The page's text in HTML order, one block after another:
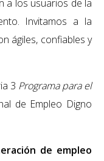
a los usuarios de la
Invitamos a la
ágiles, confiables y
3 Programa para el
de Empleo Digno
de empleo